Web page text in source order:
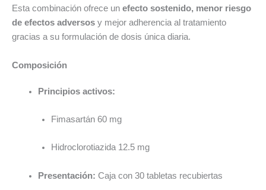
Esta combinación ofrece un efecto sostenido, menor riesgo
de efectos adversos y mejor adherencia al tratamiento
gracias a su formulación de dosis única diaria.
Composición
Principios activos:
Fimasartán 60 mg
Hidroclorotiazida 12.5 mg
Presentación: Caja con 30 tabletas recubiertas